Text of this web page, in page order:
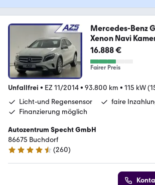
Mercedes-Benz
Xenon Navi
16.888 €
Fairer Preis
Unfallfrei • EZ 11/2014• 93.800 km • 115 kW
Licht-und Regensensor
faire
Finanzierung möglich
Autozentrum Specht GmbH
86675 Buchdorf
4.3 Sterne
(260)